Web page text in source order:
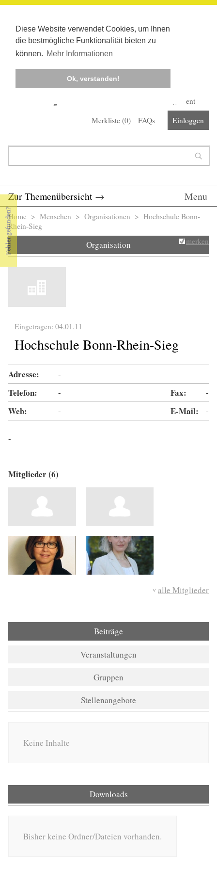
Diese Website verwendet Cookies, um Ihnen
die bestmögliche Funktionalität bieten zu
können. Mehr Informationen
Ok, verstanden!
Kostenlos registrieren
Corona-Management
Merkliste (0) FAQs Einloggen
Zur Themenübersicht → Menu
Sie sind hier
Home > Menschen > Organisationen > Hochschule Bonn-
Rhein-Sieg
Organisation merken
Eingetragen: 04.01.11
Hochschule Bonn-Rhein-Sieg
Adresse: -
Telefon: - Fax: -
Web: - E-Mail: -
-
Mitglieder (6)
alle Mitglieder
Beiträge
Veranstaltungen
Gruppen
Stellenangebote
Keine Inhalte
Downloads
Bisher keine Ordner/Dateien vorhanden.